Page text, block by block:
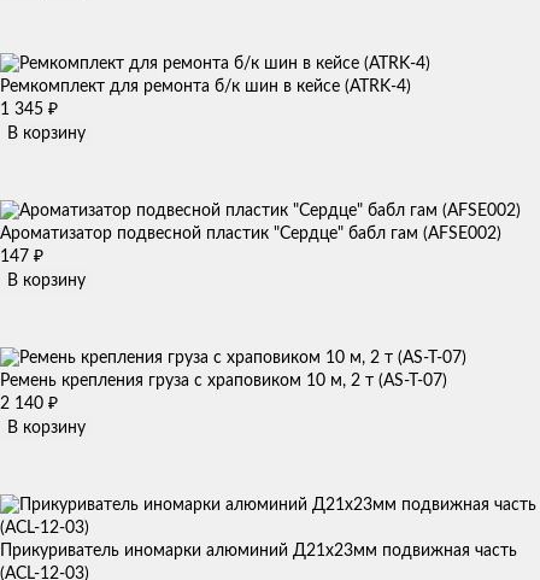
Ремкомплект для ремонта б/к шин в кейсе (ATRK-4)
1 345 ₽
В корзину
Ароматизатор подвесной пластик "Сердце" бабл гам (AFSE002)
147 ₽
В корзину
Ремень крепления груза с храповиком 10 м, 2 т (AS-T-07)
2 140 ₽
В корзину
Прикуриватель иномарки алюминий Д21х23мм подвижная часть
(ACL-12-03)